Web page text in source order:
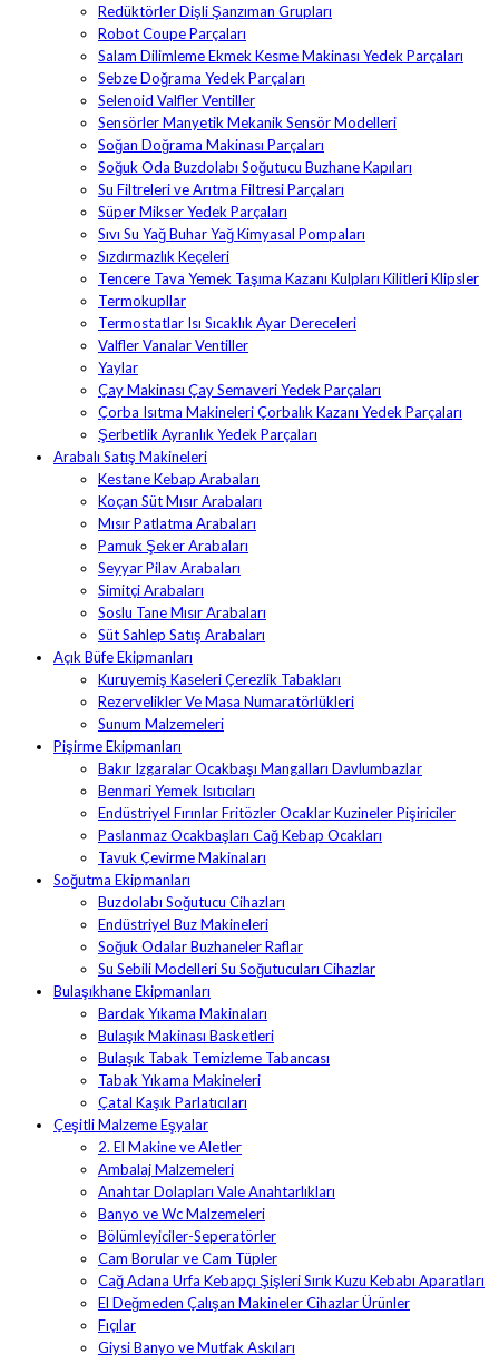
Redüktörler Dişli Şanzıman Grupları
Robot Coupe Parçaları
Salam Dilimleme Ekmek Kesme Makinası Yedek Parçaları
Sebze Doğrama Yedek Parçaları
Selenoid Valfler Ventiller
Sensörler Manyetik Mekanik Sensör Modelleri
Soğan Doğrama Makinası Parçaları
Soğuk Oda Buzdolabı Soğutucu Buzhane Kapıları
Su Filtreleri ve Arıtma Filtresi Parçaları
Süper Mikser Yedek Parçaları
Sıvı Su Yağ Buhar Yağ Kimyasal Pompaları
Sızdırmazlık Keçeleri
Tencere Tava Yemek Taşıma Kazanı Kulpları Kilitleri Klipsler
Termokupllar
Termostatlar Isı Sıcaklık Ayar Dereceleri
Valfler Vanalar Ventiller
Yaylar
Çay Makinası Çay Semaveri Yedek Parçaları
Çorba Isıtma Makineleri Çorbalık Kazanı Yedek Parçaları
Şerbetlik Ayranlık Yedek Parçaları
Arabalı Satış Makineleri
Kestane Kebap Arabaları
Koçan Süt Mısır Arabaları
Mısır Patlatma Arabaları
Pamuk Şeker Arabaları
Seyyar Pilav Arabaları
Simitçi Arabaları
Soslu Tane Mısır Arabaları
Süt Sahlep Satış Arabaları
Açık Büfe Ekipmanları
Kuruyemiş Kaseleri Çerezlik Tabakları
Rezervelikler Ve Masa Numaratörlükleri
Sunum Malzemeleri
Pişirme Ekipmanları
Bakır Izgaralar Ocakbaşı Mangalları Davlumbazlar
Benmari Yemek Isıtıcıları
Endüstriyel Fırınlar Fritözler Ocaklar Kuzineler Pişiriciler
Paslanmaz Ocakbaşları Cağ Kebap Ocakları
Tavuk Çevirme Makinaları
Soğutma Ekipmanları
Buzdolabı Soğutucu Cihazları
Endüstriyel Buz Makineleri
Soğuk Odalar Buzhaneler Raflar
Su Sebili Modelleri Su Soğutucuları Cihazlar
Bulaşıkhane Ekipmanları
Bardak Yıkama Makinaları
Bulaşık Makinası Basketleri
Bulaşık Tabak Temizleme Tabancası
Tabak Yıkama Makineleri
Çatal Kaşık Parlatıcıları
Çeşitli Malzeme Eşyalar
2. El Makine ve Aletler
Ambalaj Malzemeleri
Anahtar Dolapları Vale Anahtarlıkları
Banyo ve Wc Malzemeleri
Bölümleyiciler-Seperatörler
Cam Borular ve Cam Tüpler
Cağ Adana Urfa Kebapçı Şişleri Sırık Kuzu Kebabı Aparatları
El Değmeden Çalışan Makineler Cihazlar Ürünler
Fıçılar
Giysi Banyo ve Mutfak Askıları